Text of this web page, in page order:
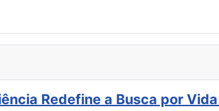
Redefine a Busca por